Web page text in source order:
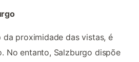
proximidade das vistas, é
No entanto, Salzburgo dispõe